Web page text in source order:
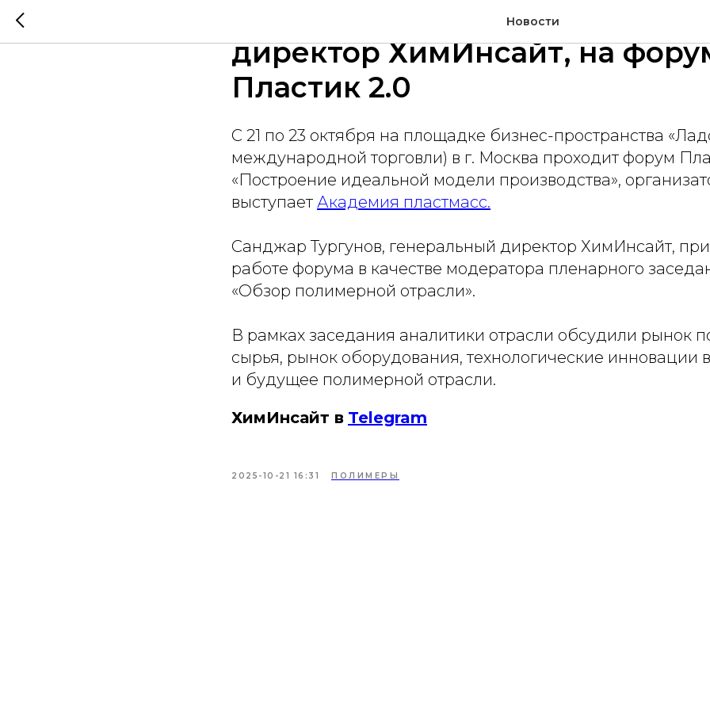
Новости
Санджар Тургунов,
директор ХимИнсайт, на
Пластик 2.0
С 21 по 23 октября на площадке бизнес-пространства
международной торговли) в г. Москва проходит форум
«Построение идеальной модели производства»,
выступает Академия пластмасс.
Санджар Тургунов, генеральный директор ХимИнсайт,
работе форума в качестве модератора пленарного
«Обзор полимерной отрасли».
В рамках заседания аналитики отрасли обсудили рынок
сырья, рынок оборудования, технологические инновации
и будущее полимерной отрасли.
ХимИнсайт в Telegram
2025-10-21 16:31 ПОЛИМЕРЫ